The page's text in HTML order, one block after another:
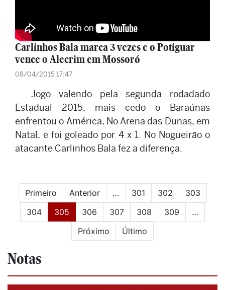
Carlinhos Bala marca 3 vezes e o Potiguar
vence o Alecrim em Mossoró
08/04/2015 17:47
Jogo valendo pela segunda rodadado
Estadual 2015; mais cedo o Baraúnas
enfrentou o América, No Arena das Dunas, em
Natal, e foi goleado por 4 x 1. No Nogueirão o
atacante Carlinhos Bala fez a diferença.
Primeiro Anterior … 301 302
303
304
305(current)
306 307 308 309
…
Próximo
Último
Notas